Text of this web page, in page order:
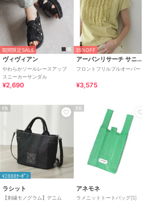
期間限定SALE
ヴィヴィアン
やわらかソールレースアップ
スニーカーサンダル
¥2,690
35%OFF
アーバンリサーチ サニーレーベル
フロントフリルプルオーバー
¥3,575
PR
¥2888ｸｰﾎﾟﾝ
ラシット
【刺繍モノグラム】デニム
PR
アネモネ
ラメニットトートバッグ[S]